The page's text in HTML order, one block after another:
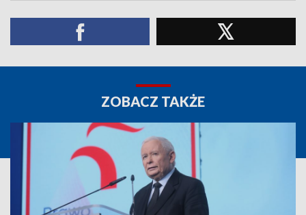
ZOBACZ TAKŻE